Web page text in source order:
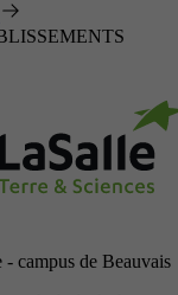
campus de Beauvais